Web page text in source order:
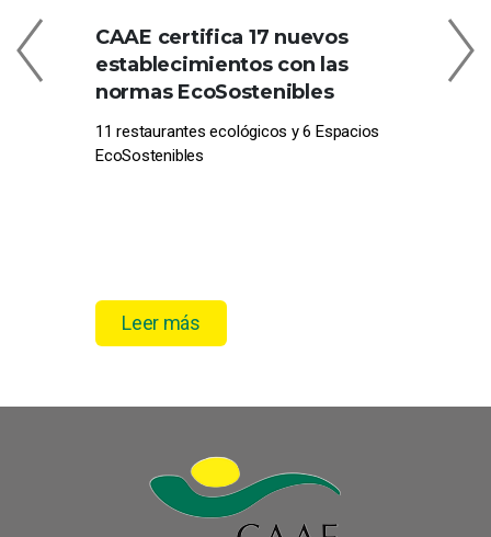
CAAE certifica 17 nuevos
establecimientos con las
normas EcoSostenibles
11 restaurantes ecológicos y 6 Espacios
EcoSostenibles
Leer más